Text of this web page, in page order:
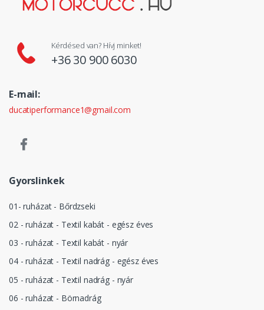
Kérdésed van? Hívj minket!
+36 30 900 6030
E-mail:
ducatiperformance1@gmail.com
Gyorslinkek
01- ruházat - Bőrdzseki
02 - ruházat - Textil kabát - egész éves
03 - ruházat - Textil kabát - nyár
04 - ruházat - Textil nadrág - egész éves
05 - ruházat - Textil nadrág - nyár
06 - ruházat - Börnadrág